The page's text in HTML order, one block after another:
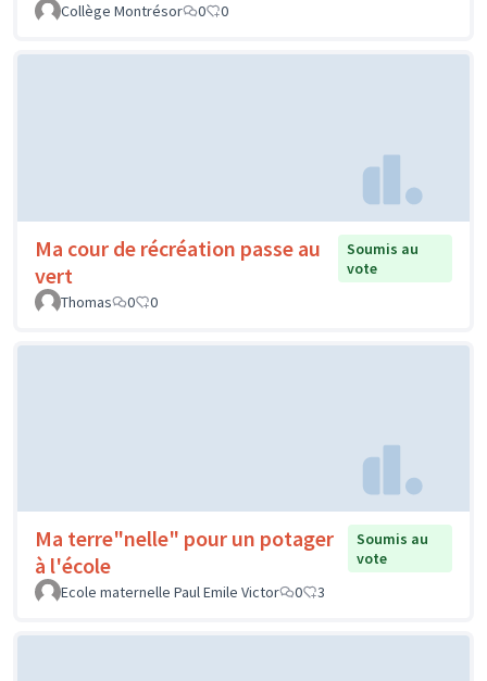
Collège Montrésor
0 0
Ma cour de récréation passe au
vert
Soumis au
vote
Thomas
0 0
Ma terre"nelle" pour un potager
à l'école
Soumis au
vote
Ecole maternelle Paul Emile Victor
0 3